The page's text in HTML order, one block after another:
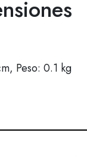
Peso: 0.1 kg